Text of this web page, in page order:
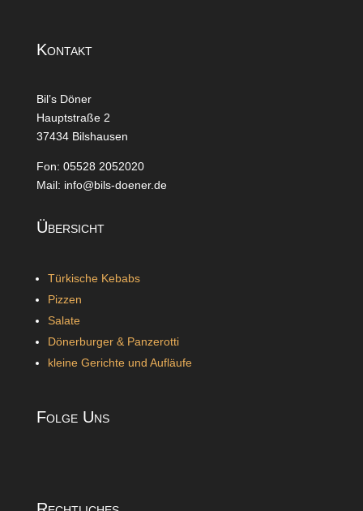
Kontakt
Bil’s Döner
Hauptstraße 2
37434 Bilshausen
Fon: 05528 2052020
Mail: info@bils-doener.de
Übersicht
Türkische Kebabs
Pizzen
Salate
Dönerburger & Panzerotti
kleine Gerichte und Aufläufe
Folge Uns